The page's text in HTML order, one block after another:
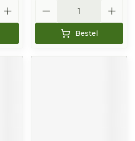
Bestel